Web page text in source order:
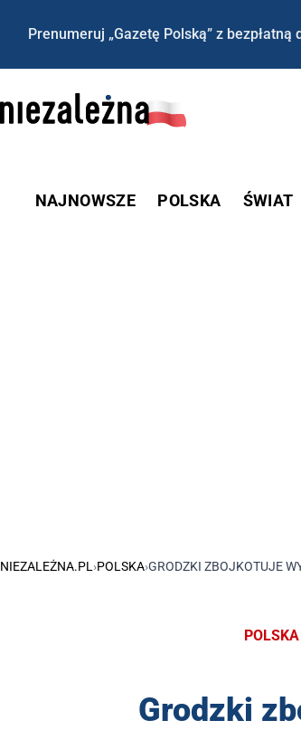
Prenumeruj „Gazetę Polską” z
NAJNOWSZE POLSKA ŚWIAT
NIEZALEŻNA.PL ›POLSKA›GRODZKI ZBOJKOTUJE
POLSKA
Grodzki